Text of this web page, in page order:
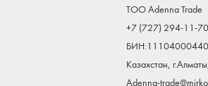
TOO Adenna Trade
+7 (727) 294-11-70
Казахстан,
Adenna-